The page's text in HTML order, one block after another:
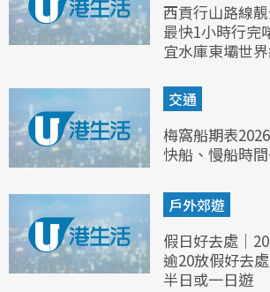
西貢行山路線
最快1小時行完
宜水庫東壩世
交通
梅窩船期表
快船、慢船時
戶外郊遊
假日好去處｜
逾20放假好去
半日或一日遊